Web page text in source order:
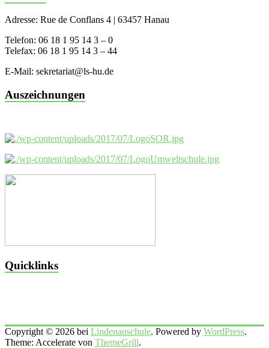
Adresse: Rue de Conflans 4 | 63457 Hanau
Telefon: 06 18 1 95 14 3 – 0
Telefax: 06 18 1 95 14 3 – 44
E-Mail: sekretariat@ls-hu.de
Auszeichnungen
Quicklinks
Copyright © 2026 bei Lindenauschule. Powered by WordPress.
Theme: Accelerate von ThemeGrill.